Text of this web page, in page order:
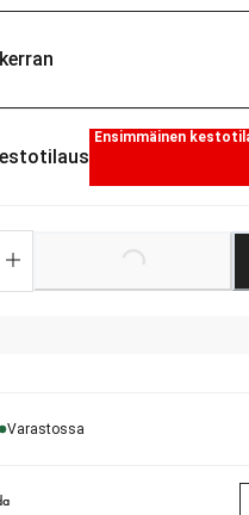
Varastossa
Ensimmäinen
Loading...